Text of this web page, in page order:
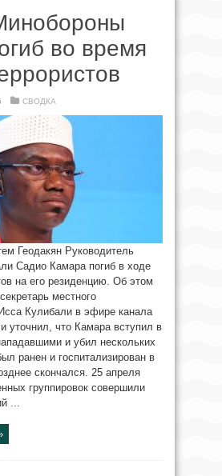
во время
СВОДКА
Геодакян Руководитель
Садио Камара погиб в ходе
на его резиденцию. Об этом
местного
Кулибали в эфире канала
уточнил, что Камара вступил в
и убил нескольких
ранен и госпитализирован в
скончался. 25 апреля
группировок совершили
...